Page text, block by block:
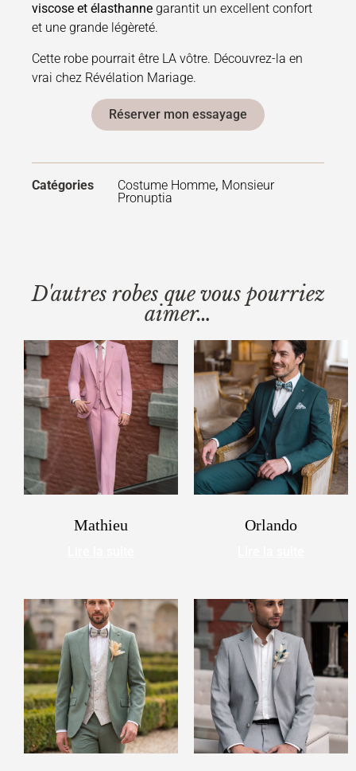
viscose et élasthanne garantit un excellent confort
et une grande légèreté.
Cette robe pourrait être LA vôtre. Découvrez-la en
vrai chez Révélation Mariage.
Réserver mon essayage
Catégories Costume Homme, Monsieur
Pronuptia
D'autres robes que vous pourriez
aimer…
Mathieu Orlando